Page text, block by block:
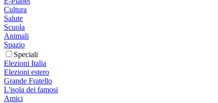
Cultura
Salute
Scuola
Animali
Spazio
Speciali
Elezioni Italia
Elezioni estero
Grande Fratello
L'isola dei famosi
Amici